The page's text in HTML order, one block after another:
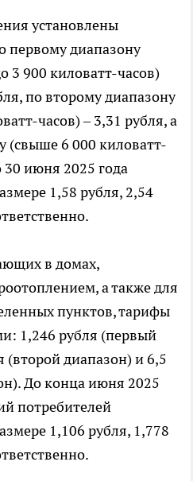
установлены
первому диапазону
3 900 киловатт-часов)
по второму диапазону
часов) – 3,31 рубля, а
(свыше 6 000 киловатт-
30 июня 2025 года
1,58 рубля, 2,54
в домах,
а также для
пунктов, тарифы
1,246 рубля (первый
(второй диапазон) и 6,5
До конца июня 2025
потребителей
1,106 рубля, 1,778